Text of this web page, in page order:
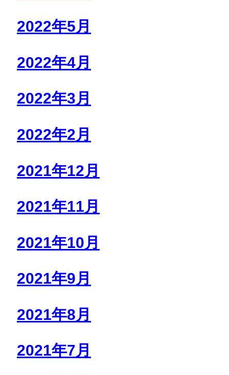
2022年5月
2022年4月
2022年3月
2022年2月
2021年12月
2021年11月
2021年10月
2021年9月
2021年8月
2021年7月